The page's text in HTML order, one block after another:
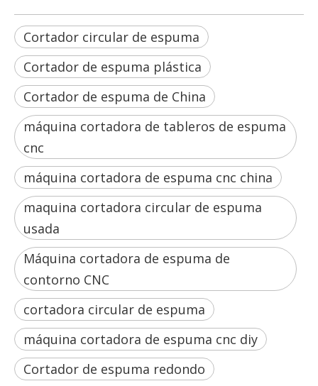
Cortador circular de espuma
Cortador de espuma plástica
Cortador de espuma de China
máquina cortadora de tableros de espuma
cnc
máquina cortadora de espuma cnc china
maquina cortadora circular de espuma
usada
Máquina cortadora de espuma de
contorno CNC
cortadora circular de espuma
máquina cortadora de espuma cnc diy
Cortador de espuma redondo